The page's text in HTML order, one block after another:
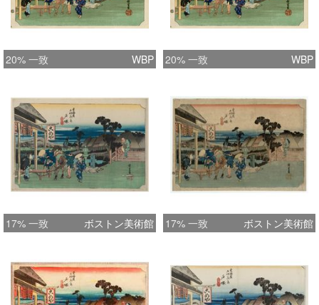
20% 一致 WBP 20% 一致 WBP
17% 一致 ボストン美術館 17% 一致 ボストン美術館